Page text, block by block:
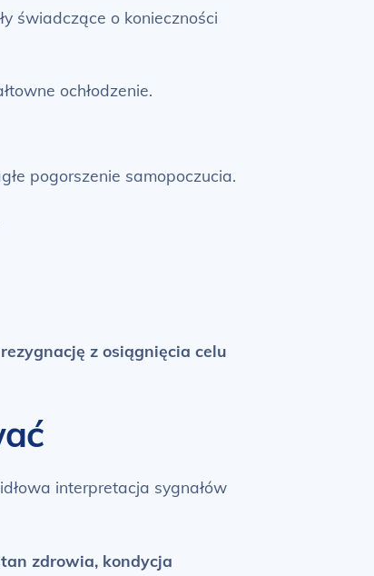
świadczące o konieczności
ochłodzenie.
pogorszenie samopoczucia.
z osiągnięcia celu
interpretacja sygnałów
zdrowia, kondycja